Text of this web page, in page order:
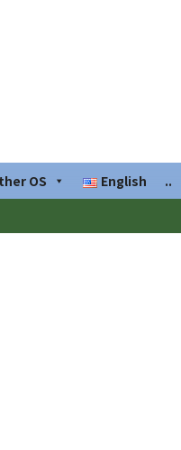
OS English ..